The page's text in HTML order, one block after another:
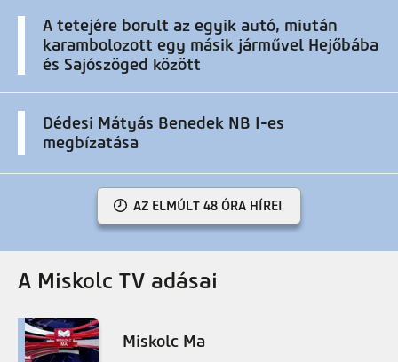
A tetejére borult az egyik autó, miután
karambolozott egy másik járművel Hejőbába
és Sajószöged között
Dédesi Mátyás Benedek NB I-es
megbízatása
AZ ELMÚLT 48 ÓRA HÍREI
A Miskolc TV adásai
Miskolc Ma